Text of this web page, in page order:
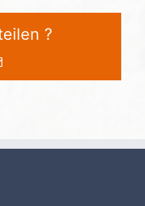
?
E-